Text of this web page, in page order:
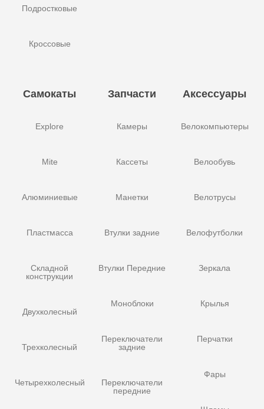
Подростковые
Кроссовые
Самокаты
Explore
Mite
Алюминиевые
Пластмасса
Складной
конструкции
Двухколесный
Трехколесный
Четырехколесный
Запчасти
Камеры
Кассеты
Манетки
Втулки задние
Втулки Передние
Моноблоки
Переключатели
задние
Переключатели
передние
Аксессуары
Велокомпьютеры
Велообувь
Велотрусы
Велофутболки
Зеркала
Крылья
Перчатки
Фары